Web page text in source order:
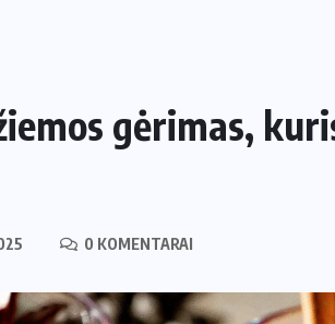
gėrimas,
0 KOMENTARAI
NAUJIENOS